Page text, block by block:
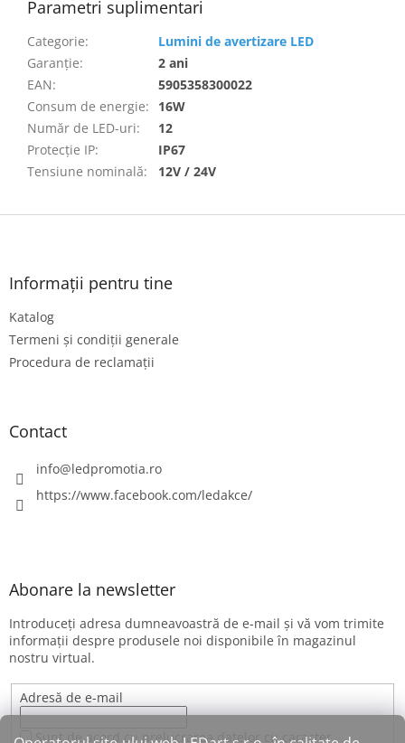
Parametri suplimentari
Categorie:
Lumini de avertizare LED
Garanţie:
2 ani
EAN:
5905358300022
Consum de energie:
16W
Număr de LED-uri:
12
Protecție IP:
IP67
Tensiune nominală: 12V / 24V
S
Informații pentru tine
Katalog
Termeni și condiții generale
Procedura de reclamații
Contact
info@ledpromotia.ro
https://www.facebook.com/ledakce/
Abonare la newsletter
Introduceţi adresa dumneavoastră de e-mail şi vă vom trimite
informaţii despre produsele noi disponibile în magazinul
nostru virtual.
Adresă de e-mail
Sunt de acord cu prelucrarea datelor cu caracter